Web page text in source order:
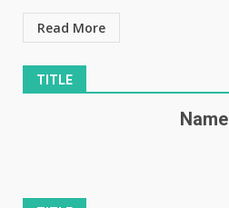
Read More
TITLE
Name